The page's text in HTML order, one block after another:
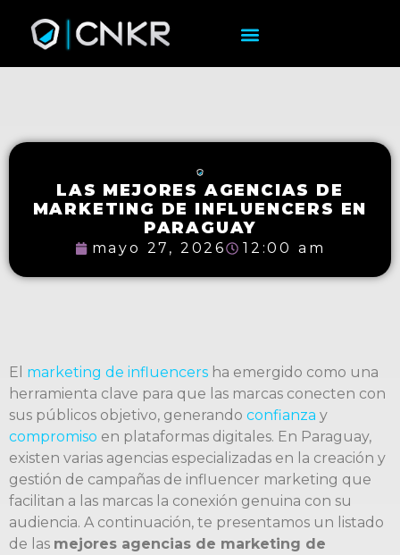
LAS MEJORES AGENCIAS DE
MARKETING DE INFLUENCERS EN
PARAGUAY
mayo 27, 2026 12:00 am
El marketing de influencers ha emergido como una
herramienta clave para que las marcas conecten con
sus públicos objetivo, generando confianza y
compromiso en plataformas digitales. En Paraguay,
existen varias agencias especializadas en la creación y
gestión de campañas de influencer marketing que
facilitan a las marcas la conexión genuina con su
audiencia. A continuación, te presentamos un listado
de las mejores agencias de marketing de